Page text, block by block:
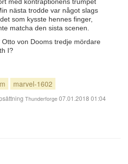
nästa trodde var något slags
som kysste hennes finger,
matcha den sista scenen.
von Dooms tredje mördare
I?
marvel-1602
Thunderforge07.01.2018 01:04